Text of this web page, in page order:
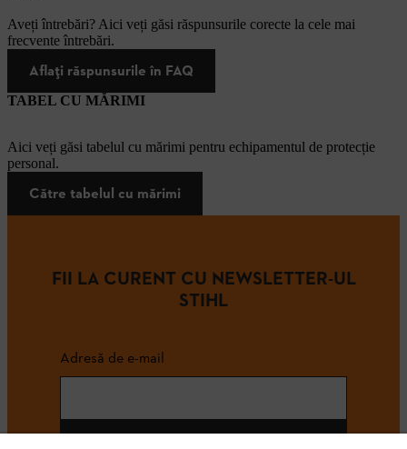
Aveți întrebări? Aici veți găsi răspunsurile corecte la cele mai
frecvente întrebări.
Aflați răspunsurile în FAQ
TABEL CU MĂRIMI
Aici veți găsi tabelul cu mărimi pentru echipamentul de protecție
personal.
Către tabelul cu mărimi
FII LA CURENT CU NEWSLETTER-UL
STIHL
Adresă de e-mail